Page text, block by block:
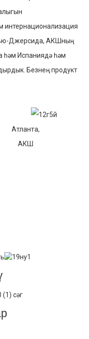
интернационализация
Джерсида, АКШның
һәм Испаниядә һәм
Безнең продукт
Атланта,
АКШ